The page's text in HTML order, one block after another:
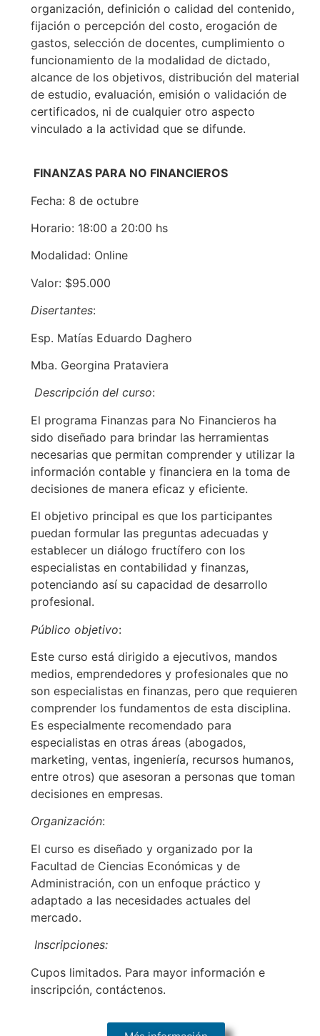
organización, definición o calidad del contenido,
fijación o percepción del costo, erogación de
gastos, selección de docentes, cumplimiento o
funcionamiento de la modalidad de dictado,
alcance de los objetivos, distribución del material
de estudio, evaluación, emisión o validación de
certificados, ni de cualquier otro aspecto
vinculado a la actividad que se difunde.
FINANZAS PARA NO FINANCIEROS
Fecha: 8 de octubre
Horario: 18:00 a 20:00 hs
Modalidad: Online
Valor: $95.000
Disertantes:
Esp. Matías Eduardo Daghero
Mba. Georgina Prataviera
Descripción del curso:
El programa Finanzas para No Financieros ha
sido diseñado para brindar las herramientas
necesarias que permitan comprender y utilizar la
información contable y financiera en la toma de
decisiones de manera eficaz y eficiente.
El objetivo principal es que los participantes
puedan formular las preguntas adecuadas y
establecer un diálogo fructífero con los
especialistas en contabilidad y finanzas,
potenciando así su capacidad de desarrollo
profesional.
Público objetivo:
Este curso está dirigido a ejecutivos, mandos
medios, emprendedores y profesionales que no
son especialistas en finanzas, pero que requieren
comprender los fundamentos de esta disciplina.
Es especialmente recomendado para
especialistas en otras áreas (abogados,
marketing, ventas, ingeniería, recursos humanos,
entre otros) que asesoran a personas que toman
decisiones en empresas.
Organización:
El curso es diseñado y organizado por la
Facultad de Ciencias Económicas y de
Administración, con un enfoque práctico y
adaptado a las necesidades actuales del
mercado.
Inscripciones:
Cupos limitados. Para mayor información e
inscripción, contáctenos.